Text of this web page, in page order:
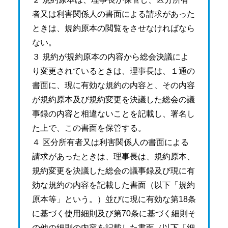
者又は利害関係人の書面による請求があった
ときは、規約原本の閲覧をさせなければなら
ない。
３ 規約が規約原本の内容から総会決議によ
り変更されているときは、理事長は、１通の
書面に、現に有効な規約の内容と、その内容
が規約原本及び規約変更を決議した総会の議
事録の内容と相違ないことを記載し、署名し
た上で、この書面を保管する。
４ 区分所有者又は利害関係人の書面による
請求があったときは、理事長は、規約原本、
規約変更を決議した総会の議事録及び現に有
効な規約の内容を記載した書面（以下「規約
原本等」という。）並びに現に有効な第18条
に基づく使用細則及び第70条に基づく細則そ